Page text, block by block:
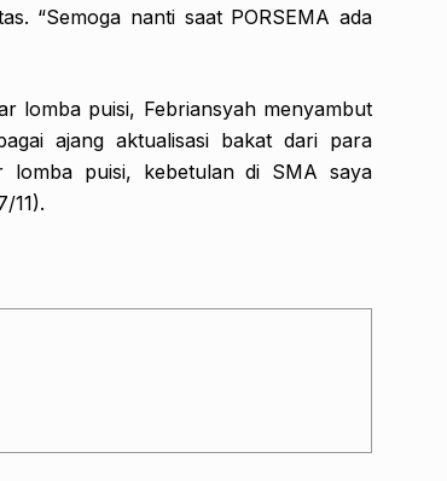
“Semoga nanti saat PORSEMA ada
puisi, Febriansyah menyambut
ajang aktualisasi bakat dari para
lomba puisi, kebetulan di SMA saya
11).